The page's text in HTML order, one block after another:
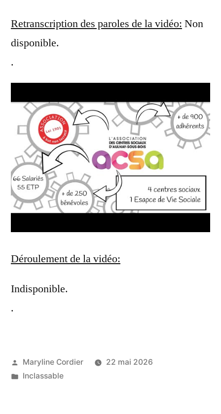
Retranscription des paroles de la vidéo: Non
disponible.
.
Déroulement de la vidéo:
Indisponible.
.
Publié
par
Maryline Cordier
22 mai 2026
Publié
Inclassable